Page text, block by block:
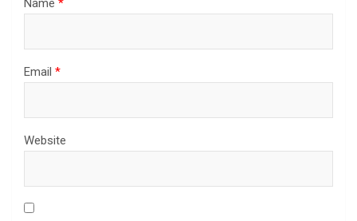
Name *
Email *
Website